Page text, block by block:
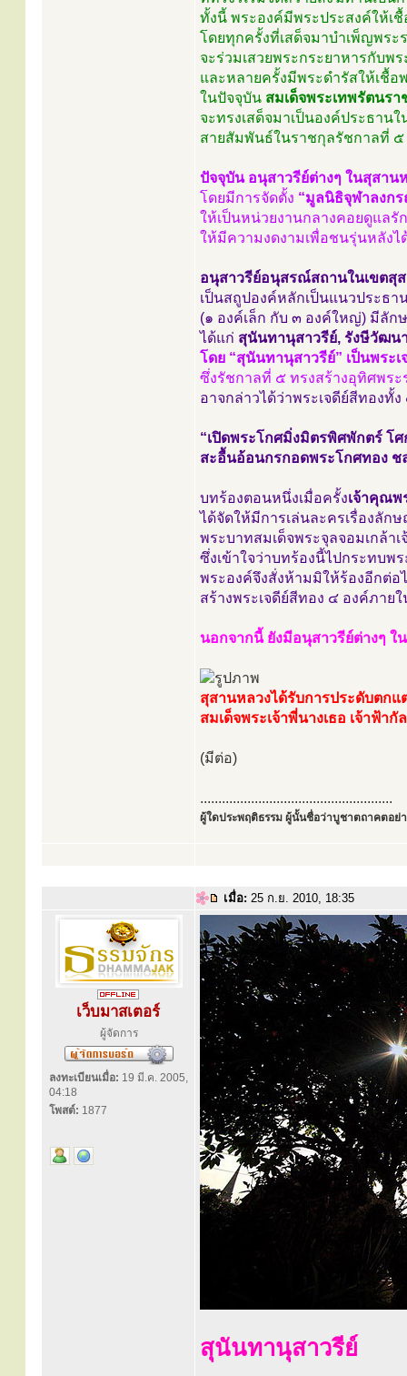
ทั้งนี้ พระองค์มีพระประสงค์ให้เ
โดยทุกครั้งที่เสด็จมาบำเพ็ญพระ
จะร่วมเสวยพระกระยาหารกับพ
และหลายครั้งมีพระดำรัสให้เชื้
ในปัจจุบัน สมเด็จพระเทพรัตนร
จะทรงเสด็จมาเป็นองค์ประธา
สายสัมพันธ์ในราชกุลรัชกาลที่
ปัจจุบัน อนุสาวรีย์ต่างๆ ในสุสา
โดยมีการจัดตั้ง “มูลนิธิจุฬาลงก
ให้เป็นหน่วยงานกลางคอยดูแลรั
ให้มีความงดงามเพื่อชนรุ่นหลังไ
อนุสาวรีย์อนุสรณ์สถานในเขตสุ
เป็นสถูปองค์หลักเป็นแนวประธ
(๑ องค์เล็ก กับ ๓ องค์ใหญ่) มีลัก
ได้แก่ สุนันทานุสาวรีย์, รังษีวัฒน
โดย “สุนันทานุสาวรีย์” เป็นพระ
ซึ่งรัชกาลที่ ๕ ทรงสร้างอุทิศพร
อาจกล่าวได้ว่าพระเจดีย์สีทองทั้
“เปิดพระโกศมิ่งมิตรพิศพักตร์ โ
สะอื้นอ้อนกรกอดพระโกศทอง ช
บทร้องตอนหนึ่งเมื่อครั้งเจ้าคุณพ
ได้จัดให้มีการเล่นละครเรื่องลัก
พระบาทสมเด็จพระจุลจอมเกล้า
ซึ่งเข้าใจว่าบทร้องนี้ไปกระทบพ
พระองค์จึงสั่งห้ามมิให้ร้องอีกต่
สร้างพระเจดีย์สีทอง ๔ องค์ภา
นอกจากนี้ ยังมีอนุสาวรีย์ต่างๆ
สุสานหลวงได้รับการประดับตก
สมเด็จพระเจ้าพี่นางเธอ เจ้าฟ้
(มีต่อ)
.....................................................
ผู้ใดประพฤติธรรม ผู้นั้นชื่อว่าบูชาตถาคตอย่า
เมื่อ: 25 ก.ย. 2010, 18:35
เว็บมาสเตอร์
ผู้จัดการ
ลงทะเบียนเมื่อ: 19 มี.ค. 2005,
04:18
โพสต์: 1877
สุนันทานุสาวรีย์